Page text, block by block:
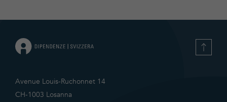
Avenue Louis-Ruchonnet 14
CH-1003 Losanna